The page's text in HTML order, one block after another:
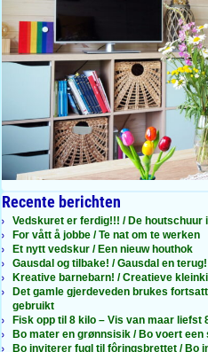
Recente berichten
Vedskuret er ferdig!!! / De houtschuur
For vått å jobbe / Te nat om te werken
Et nytt vedskur / Een nieuw houthok
Gausdal og tilbake! / Gausdal en terug!
Kreative barnebarn! / Creatieve
Det gamle gjerdeveden brukes
gebruikt
Fisk opp til 8 kilo – Vis van maar liefst
Bo mater en grønnsisik / Bo voert een
Bo inviterer fugl til fôringsbrettet / Bo